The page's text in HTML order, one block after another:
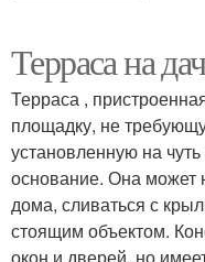
Терраса на
Терраса ,
площадку, не
установленную на
основание. Она может
дома, сливаться с
стоящим объектом.